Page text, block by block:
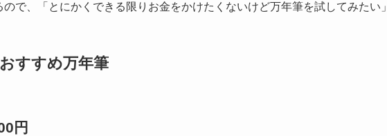
で、「とにかくできる限りお金をかけたくないけど万年筆を試してみたい」
すすめ万年筆
円